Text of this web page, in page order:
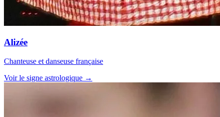
Alizée
Chanteuse et danseuse française
Voir le signe astrologique →